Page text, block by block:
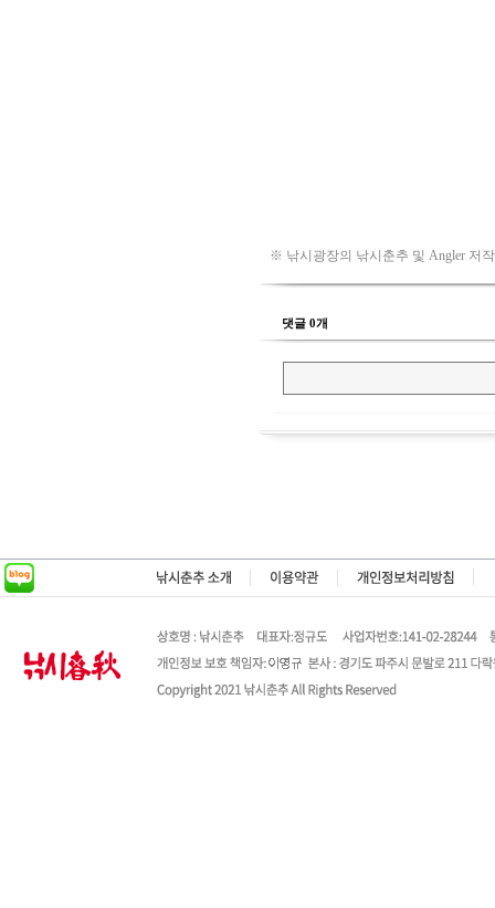
※ 낚시광장의 낚시춘추 및 Angler 저
댓글 0개